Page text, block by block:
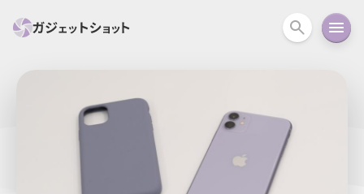
スマホ
スマートホーム アクションカメラ